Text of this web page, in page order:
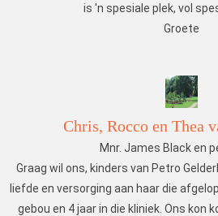
is 'n spesiale plek, vol
Groete
Chris, Rocco en Thea
Mnr. James Black en
Graag wil ons, kinders van Petro
liefde en versorging aan haar die
gebou en 4 jaar in die kliniek. Ons kon